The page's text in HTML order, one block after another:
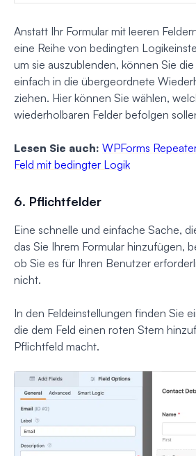
Anstatt Ihr Formular mit leeren
eine Reihe von bedingten
um sie auszublenden, können Sie
einfach in die übergeordnete
ziehen. Hier können Sie wählen,
wiederholbaren Felder befolgen
Lesen Sie auch: WPForms
Feld mit bedingter Logik
6. Pflichtfelder
Eine schnelle und einfache Sache,
das Sie Ihrem Formular hinzufügen,
ob Sie es für Ihren Benutzer
nicht.
In den Feldeinstellungen finden Sie
die dem Feld einen roten Stern
Pflichtfeld macht.